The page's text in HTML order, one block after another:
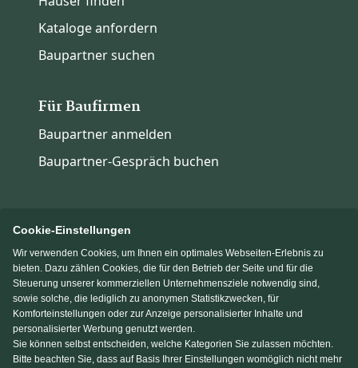
Kataloge anfordern
Baupartner suchen
Für Baufirmen
Baupartner anmelden
Baupartner-Gespräch buchen
Immowelt.de Bauen.de
Massivhaus.de Fertighaus.de
Einfamilienhaus.de
Cookie-Einstellungen
Wir verwenden Cookies, um Ihnen ein optimales Webseiten-Erlebnis zu
bieten. Dazu zählen Cookies, die für den Betrieb der Seite und für die
Steuerung unserer kommerziellen Unternehmensziele notwendig sind,
sowie solche, die lediglich zu anonymen Statistikzwecken, für
Komforteinstellungen oder zur Anzeige personalisierter Inhalte und
personalisierter Werbung genutzt werden.
Sie können selbst entscheiden, welche Kategorien Sie zulassen möchten.
Bitte beachten Sie, dass auf Basis Ihrer Einstellungen womöglich nicht mehr